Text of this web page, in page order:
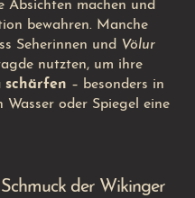
Absichten machen und
bewahren. Manche
Seherinnen und Völur
nutzten, um ihre
schärfen – besonders in
Wasser oder Spiegel eine
der Wikinger